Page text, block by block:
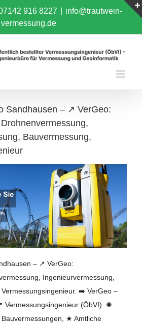
916 8227
info@trautwein-
vermessung.de
Sandhausen – ↗️ VerGeo:
Bauvermessung,
– ↗️ VerGeo:
Ingenieurvermessung,
➡️ VerGeo –
Vermessungsingenieur (ÖbVI). ✺
Bauvermessungen, ★ Amtliche